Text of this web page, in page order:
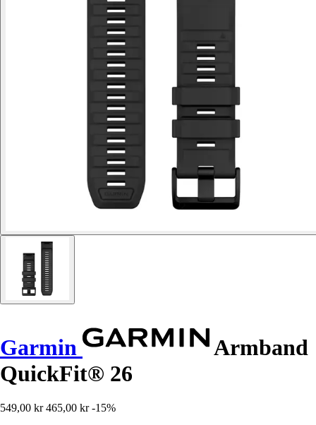
Garmin
Armband
QuickFit® 26
549,00 kr 465,00 kr -15%